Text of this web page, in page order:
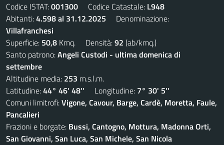
Codice ISTAT:001300 Codice Catastale: L948
Abitanti:4.598 al 31.12.2025 Denominazione:
Villafranchesi
Superficie: 50,8 Kmq. Densità:92 (ab/kmq.)
Santo patrono:Angeli Custodi - ultima domenica di
settembre
Altitudine media: 253 m.s.l.m.
Latitudine:44° 46' 48'' Longitudine: 7° 30' 5''
Comuni limitrofi:Vigone, Cavour, Barge, Cardè, Moretta, Faule,
Pancalieri
Frazioni e borgate: Bussi, Cantogno, Mottura, Madonna Orti,
San Giovanni, San Luca, San Michele, San Nicola